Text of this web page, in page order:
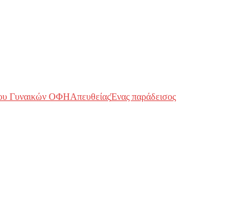
Γυναικών ΟΦΗΑπευθείαςΈνας παράδεισος